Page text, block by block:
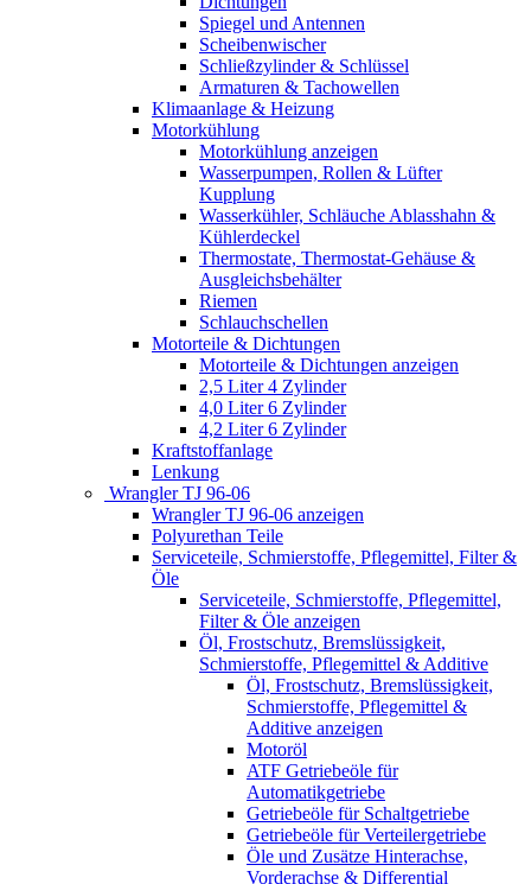
Spiegel und Antennen
Scheibenwischer
Schließzylinder & Schlüssel
Armaturen & Tachowellen
Klimaanlage & Heizung
Motorkühlung
Motorkühlung anzeigen
Wasserpumpen, Rollen & Lüfter
Kupplung
Wasserkühler, Schläuche Ablasshahn &
Kühlerdeckel
Thermostate, Thermostat-Gehäuse &
Ausgleichsbehälter
Riemen
Schlauchschellen
Motorteile & Dichtungen
Motorteile & Dichtungen anzeigen
2,5 Liter 4 Zylinder
4,0 Liter 6 Zylinder
4,2 Liter 6 Zylinder
Kraftstoffanlage
Lenkung
Wrangler TJ 96-06
Wrangler TJ 96-06 anzeigen
Polyurethan Teile
Serviceteile, Schmierstoffe, Pflegemittel, Filter &
Öle
Serviceteile, Schmierstoffe, Pflegemittel,
Filter & Öle anzeigen
Öl, Frostschutz, Bremslüssigkeit,
Schmierstoffe, Pflegemittel & Additive
Öl, Frostschutz, Bremslüssigkeit,
Schmierstoffe, Pflegemittel &
Additive anzeigen
Motoröl
ATF Getriebeöle für
Automatikgetriebe
Getriebeöle für Schaltgetriebe
Getriebeöle für Verteilergetriebe
Öle und Zusätze Hinterachse,
Vorderachse & Differential